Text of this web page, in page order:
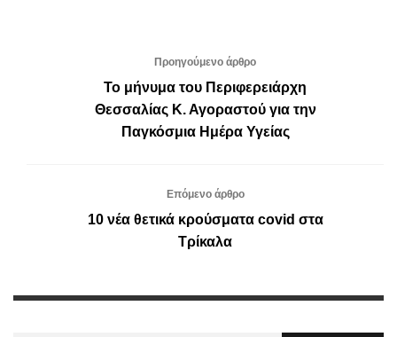
Προηγούμενο άρθρο
Το μήνυμα του Περιφερειάρχη
Θεσσαλίας Κ. Αγοραστού για την
Παγκόσμια Ημέρα Υγείας
Επόμενο άρθρο
10 νέα θετικά κρούσματα covid στα
Τρίκαλα